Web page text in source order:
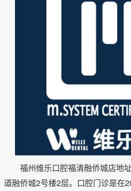
福州维乐口腔福清融侨城店地
道融侨城2号楼2层。口腔门诊是在